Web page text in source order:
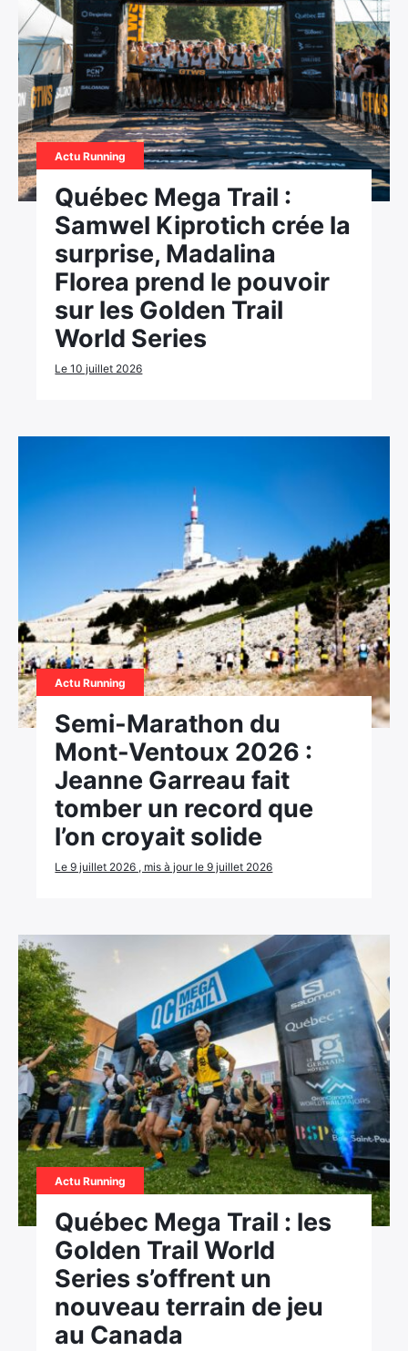
Actu Running
Québec Mega Trail :
Samwel Kiprotich crée la
surprise, Madalina
Florea prend le pouvoir
sur les Golden Trail
World Series
Le 10 juillet 2026
Actu Running
Semi-Marathon du
Mont-Ventoux 2026 :
Jeanne Garreau fait
tomber un record que
l’on croyait solide
Le 9 juillet 2026 , mis à jour le 9 juillet 2026
Actu Running
Québec Mega Trail : les
Golden Trail World
Series s’offrent un
nouveau terrain de jeu
au Canada